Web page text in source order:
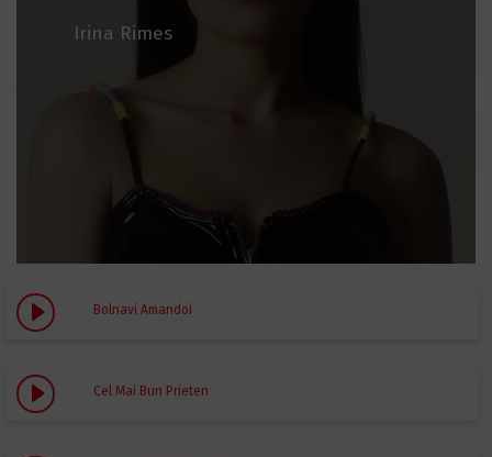
Irina Rimes
Bolnavi Amandoi
Cel Mai Bun Prieten